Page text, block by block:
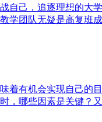
己，追逐理想的大
学团队无疑是高复班
有机会实现自己的
，哪些因素是关键？